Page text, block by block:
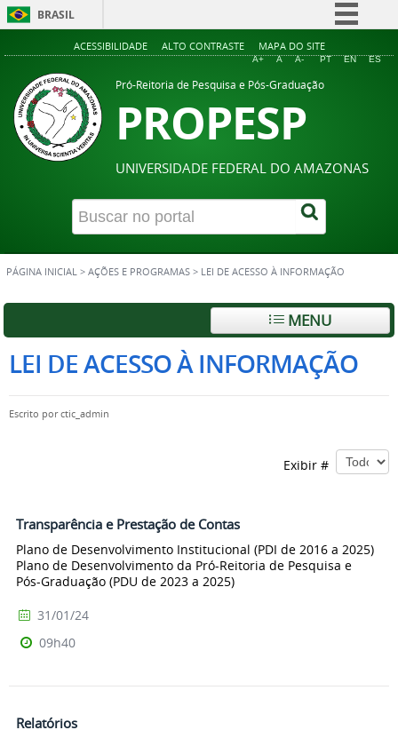
BRASIL
Simplifique!
Acesso à informação
ACESSIBILIDADE ALTO CONTRASTE MAPA DO SITE
A+ A A- PT EN ES
Pró-Reitoria de Pesquisa e Pós-Graduação
PROPESP
UNIVERSIDADE FEDERAL DO AMAZONAS
PÁGINA INICIAL > AÇÕES E PROGRAMAS > LEI DE ACESSO À INFORMAÇÃO
MENU
LEI DE ACESSO À INFORMAÇÃO
Escrito porctic_admin
Exibir #
Transparência e Prestação de Contas
Plano de Desenvolvimento Institucional (PDI de 2016 a 2025)
Plano de Desenvolvimento da Pró-Reitoria de Pesquisa e
Pós-Graduação (PDU de 2023 a 2025)
31/01/24
09h40
Relatórios